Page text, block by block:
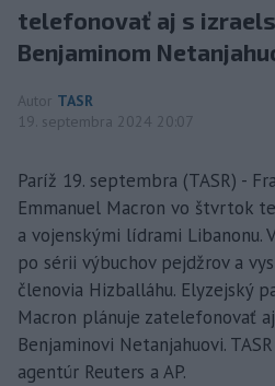
telefonovať aj s
Benjaminom
Autor TASR
19. septembra 2024 20:07
Paríž 19. septembra (TASR) -
Emmanuel Macron vo štvrtok
a vojenskými lídrami Libanonu.
po sérii výbuchov pejdžrov a
členovia Hizballáhu. Elyzejský
Macron plánuje zatelefonovať
Benjaminovi Netanjahuovi.
agentúr Reuters a AP.